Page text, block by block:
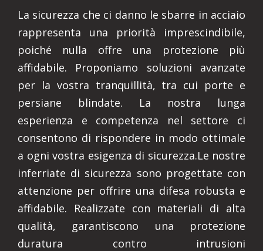
La sicurezza che ci danno le sbarre in acciaio
rappresenta una priorità imprescindibile,
poiché nulla offre una protezione più
affidabile. Proponiamo soluzioni avanzate
per la vostra tranquillità, tra cui porte e
persiane blindate. La nostra lunga
esperienza e competenza nel settore ci
consentono di rispondere in modo ottimale
a ogni vostra esigenza di sicurezza.Le nostre
inferriate di sicurezza sono progettate con
attenzione per offrire una difesa robusta e
affidabile. Realizzate con materiali di alta
qualità, garantiscono una protezione
duratura contro intrusioni